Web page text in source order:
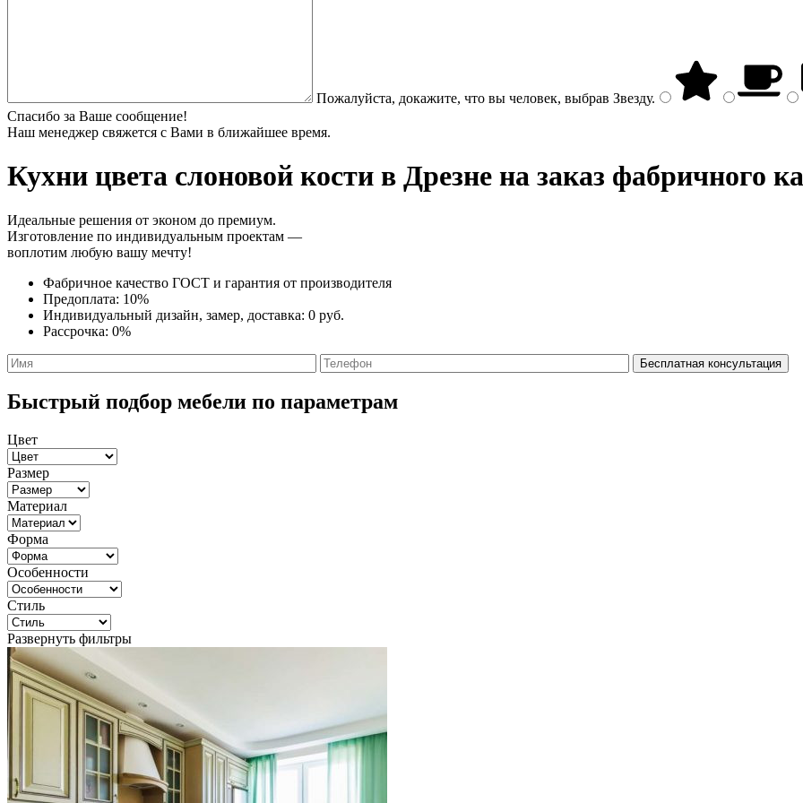
Пожалуйста, докажите, что вы человек, выбрав Звезду.
Спасибо за Ваше сообщение!
Наш менеджер свяжется с Вами в ближайшее время.
Кухни цвета слоновой кости в Дрезне на заказ фабричного
Идеальные решения от эконом до премиум.
Изготовление по индивидуальным проектам —
воплотим любую вашу мечту!
Фабричное качество ГОСТ и гарантия от производителя
Предоплата: 10%
Индивидуальный дизайн, замер, доставка: 0 руб.
Рассрочка: 0%
Быстрый подбор мебели по параметрам
Цвет
Размер
Материал
Форма
Особенности
Стиль
Развернуть фильтры